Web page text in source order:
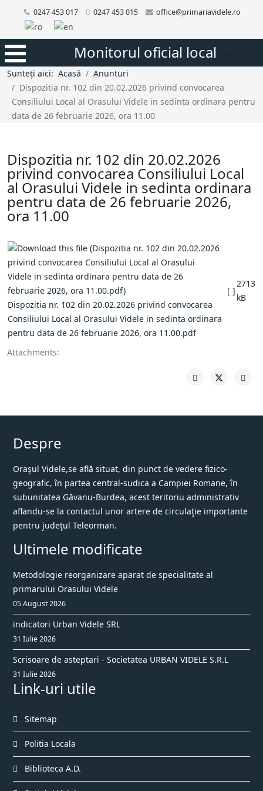
0247 453 017 0247 453 015 office@primariavidele.ro
Monitorul oficial local
Sunteți aici: Acasă
Anunturi
Dispozitia nr. 102 din 20.02.2026 privind convocarea
Consiliului Local al Orasului Videle in sedinta ordinara pentru
data de 26 februarie 2026, ora 11.00
Dispozitia nr. 102 din 20.02.2026
privind convocarea Consiliului Local
al Orasului Videle in sedinta ordinara
pentru data de 26 februarie 2026,
ora 11.00
Attachments:
Dispozitia nr. 102 din 20.02.2026 privind convocarea
Consiliului Local al Orasului Videle in sedinta ordinara
pentru data de 26 februarie 2026, ora 11.00.pdf
[ ]
2713
kB
Despre
Oraşul Videle,se află situat, din punct de vedere fizico-
geografic, în partea central-sudica a Campiei Romane, în
subunitatea Găvanu-Burdea, acest teritoriu administrativ
aflandu-se la contactul unor artere de circulaţie importante
pentru judeţul Teleorman.
Ultimele modificate
Metodologie reorganizare aparat de specialitate al
primarului Orasului Videle
05 August 2026
indicatori Urban Videle SRL
31 Iulie 2026
Scrisoare de asteptari - Societatea URBAN VIDELE S.R.L
31 Iulie 2026
Link-uri utile
Sitemap
Politia Locala
Biblioteca A.D.